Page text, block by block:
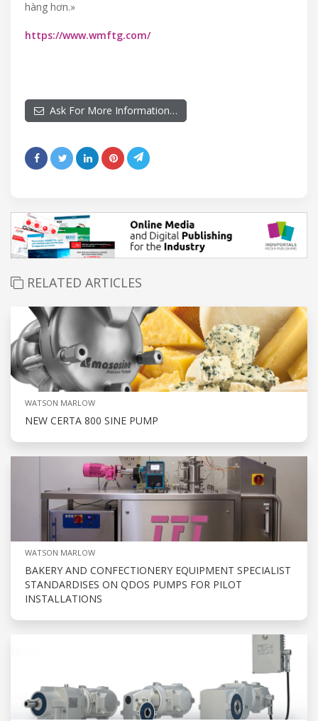
hàng hơn.»
https://www.wmftg.com/
Ask For More Information…
RELATED ARTICLES
WATSON MARLOW
NEW CERTA 800 SINE PUMP
WATSON MARLOW
BAKERY AND CONFECTIONERY EQUIPMENT SPECIALIST
STANDARDISES ON QDOS PUMPS FOR PILOT
INSTALLATIONS